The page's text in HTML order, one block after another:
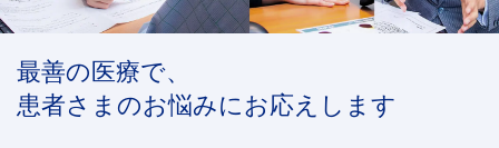
最善の医療で、
患者さまのお悩みにお応えします